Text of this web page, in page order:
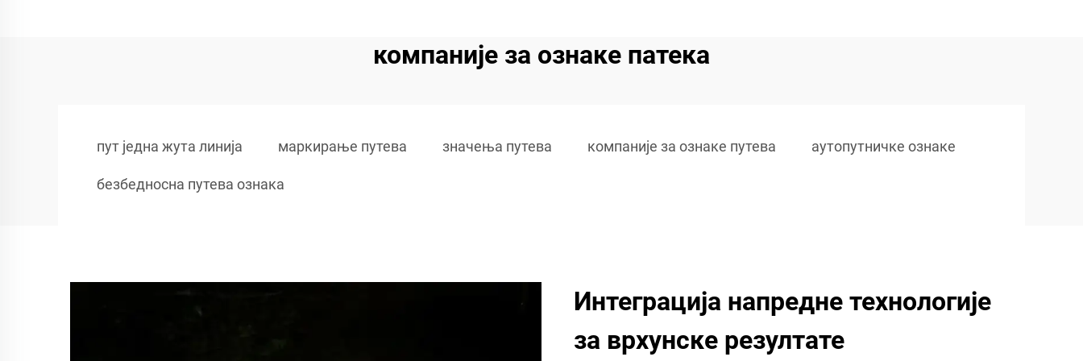
компаније за ознаке патека
пут једна жута линија маркирање путева значења путева компаније за ознаке путева аутопутничке ознаке
безбедносна путева ознака
Интеграција напредне технологије
за врхунске резултате